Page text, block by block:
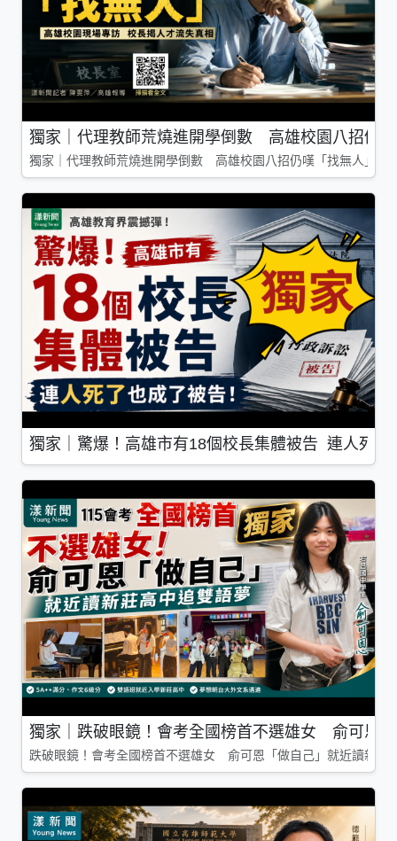
獨家｜代理教師荒燒進開學倒數 高雄校園八招仍
獨家｜代理教師荒燒進開學倒數 高雄校園八招仍嘆「找無人」
獨家｜驚爆！高雄市有18個校長集體被告 連人死了
獨家｜跌破眼鏡！會考全國榜首不選雄女 俞可恩
跌破眼鏡！會考全國榜首不選雄女 俞可恩「做自己」就近讀新莊